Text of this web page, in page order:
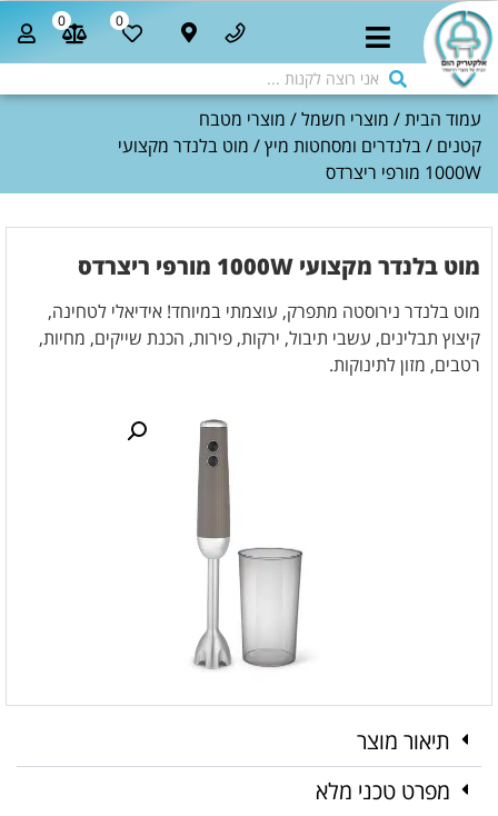
0
0
עמוד הבית/ מוצרי חשמל/ מוצרי מטבח
קטנים /בלנדרים ומסחטות מיץ/ מוט בלנדר מקצועי
1000W מורפי ריצרדס
תיאור מוצר
מפרט טכני מלא
מוט בלנדר מקצועי 1000W מורפי ריצרדס
מוט בלנדר נירוסטה מתפרק, עוצמתי במיוחד! אידיאלי לטחינה,
קיצוץ תבלינים, עשבי תיבול, ירקות, פירות, הכנת שייקים, מחיות,
רטבים, מזון לתינוקות.